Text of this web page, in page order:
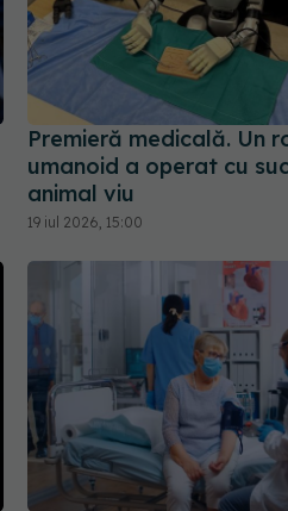
Premieră medicală. Un
umanoid a operat cu
animal viu
19 iul 2026, 15:00